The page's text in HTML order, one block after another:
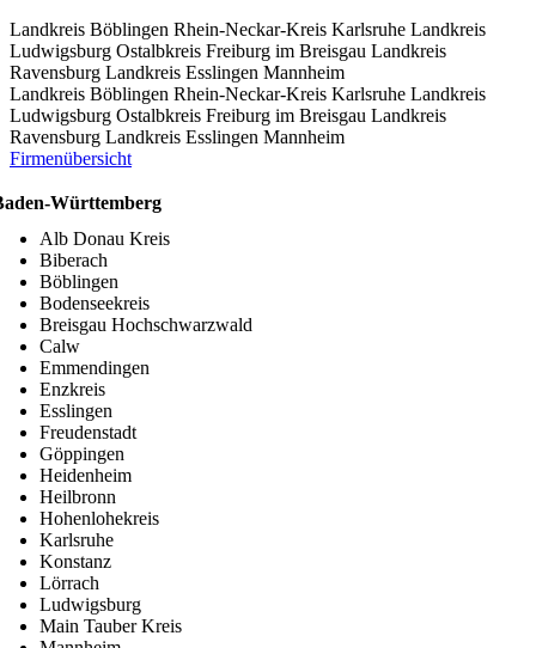
Landkreis Böblingen Rhein-Neckar-Kreis Karlsruhe Landkreis
Ludwigsburg Ostalbkreis Freiburg im Breisgau Landkreis
Ravensburg Landkreis Esslingen Mannheim
Landkreis Böblingen Rhein-Neckar-Kreis Karlsruhe Landkreis
Ludwigsburg Ostalbkreis Freiburg im Breisgau Landkreis
Ravensburg Landkreis Esslingen Mannheim
Firmenübersicht
Württemberg
Alb Donau Kreis
Biberach
Böblingen
Bodenseekreis
Breisgau Hochschwarzwald
Calw
Emmendingen
Enzkreis
Esslingen
Freudenstadt
Göppingen
Heidenheim
Heilbronn
Hohenlohekreis
Karlsruhe
Konstanz
Lörrach
Ludwigsburg
Main Tauber Kreis